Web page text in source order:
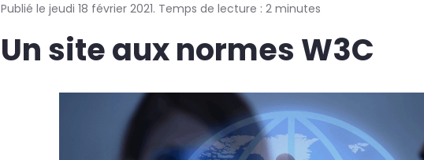
Publié le jeudi 18 février 2021. Temps de lecture : 2 minutes
Un site aux normes W3C